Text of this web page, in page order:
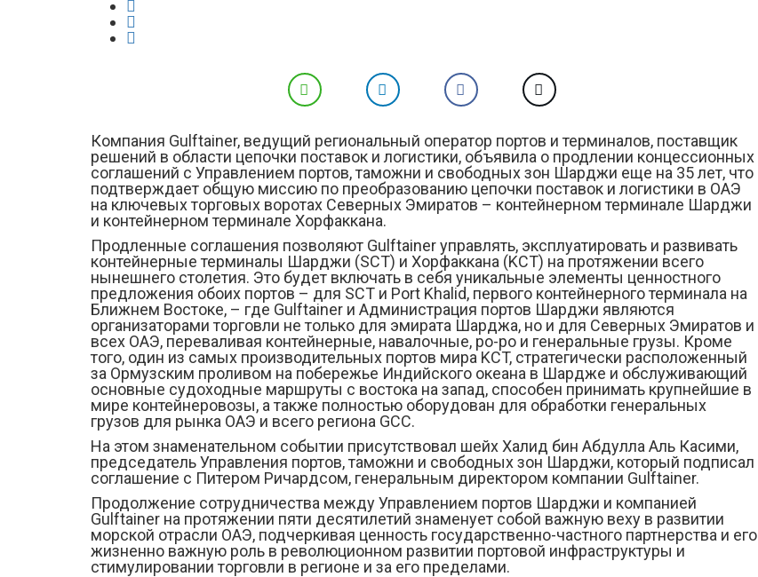
Компания Gulftainer, ведущий региональный оператор портов и терминалов, поставщик
решений в области цепочки поставок и логистики, объявила о продлении концессионных
соглашений с Управлением портов, таможни и свободных зон Шарджи еще на 35 лет, что
подтверждает общую миссию по преобразованию цепочки поставок и логистики в ОАЭ
на ключевых торговых воротах Северных Эмиратов – контейнерном терминале Шарджи
и контейнерном терминале Хорфаккана.
Продленные соглашения позволяют Gulftainer управлять, эксплуатировать и развивать
контейнерные терминалы Шарджи (SCT) и Хорфаккана (KCT) на протяжении всего
нынешнего столетия. Это будет включать в себя уникальные элементы ценностного
предложения обоих портов – для SCT и Port Khalid, первого контейнерного терминала на
Ближнем Востоке, – где Gulftainer и Администрация портов Шарджи являются
организаторами торговли не только для эмирата Шарджа, но и для Северных Эмиратов и
всех ОАЭ, переваливая контейнерные, навалочные, ро-ро и генеральные грузы. Кроме
того, один из самых производительных портов мира KCT, стратегически расположенный
за Ормузским проливом на побережье Индийского океана в Шардже и обслуживающий
основные судоходные маршруты с востока на запад, способен принимать крупнейшие в
мире контейнеровозы, а также полностью оборудован для обработки генеральных
грузов для рынка ОАЭ и всего региона GCC.
На этом знаменательном событии присутствовал шейх Халид бин Абдулла Аль Касими,
председатель Управления портов, таможни и свободных зон Шарджи, который подписал
соглашение с Питером Ричардсом, генеральным директором компании Gulftainer.
Продолжение сотрудничества между Управлением портов Шарджи и компанией
Gulftainer на протяжении пяти десятилетий знаменует собой важную веху в развитии
морской отрасли ОАЭ, подчеркивая ценность государственно-частного партнерства и его
жизненно важную роль в революционном развитии портовой инфраструктуры и
стимулировании торговли в регионе и за его пределами.